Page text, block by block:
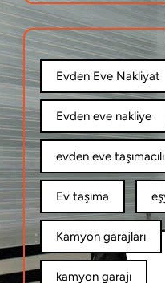
Evden Eve Nakliyat
Evden eve nakliye
evden eve
Ev taşıma
Kamyon garajları
kamyon garajı